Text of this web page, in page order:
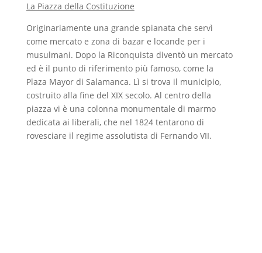
La Piazza della Costituzione
Originariamente una grande spianata che servì
come mercato e zona di bazar e locande per i
musulmani. Dopo la Riconquista diventò un mercato
ed è il punto di riferimento più famoso, come la
Plaza Mayor di Salamanca. Lì si trova il municipio,
costruito alla fine del XIX secolo. Al centro della
piazza vi è una colonna monumentale di marmo
dedicata ai liberali, che nel 1824 tentarono di
rovesciare il regime assolutista di Fernando VII.